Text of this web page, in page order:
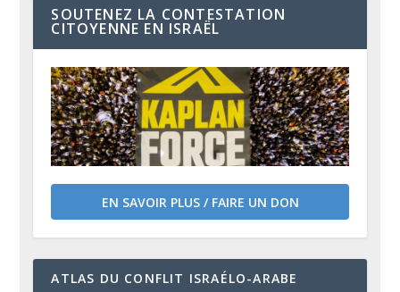
SOUTENEZ LA CONTESTATION
CITOYENNE EN ISRAËL
EN SAVOIR PLUS / FAIRE UN DON
ATLAS DU CONFLIT ISRAÉLO-ARABE